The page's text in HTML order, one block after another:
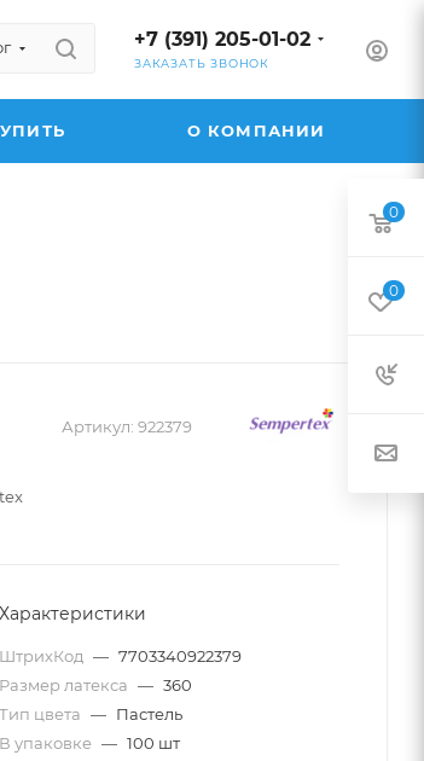
+7 (391) 205-01-02
ЗАКАЗАТЬ ЗВОНОК
О КОМПАНИИ
Артикул: 922379
Характеристики
ШтрихКод — 7703340922379
Размер латекса — 360
Тип цвета — Пастель
В упаковке — 100 шт
0
0